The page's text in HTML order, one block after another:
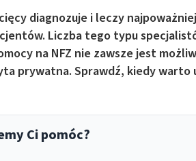
diagnozuje i leczy
Liczba tego typu
na NFZ nie zawsze jest
prywatna. Sprawdź, kiedy
Ci pomóc?